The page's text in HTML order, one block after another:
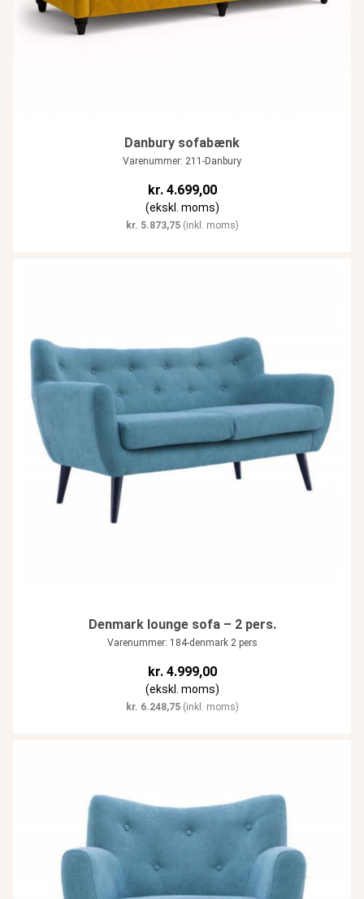
Danbury sofabænk
Varenummer: 211-Danbury
kr.4.699,00
(ekskl. moms)
kr. 5.873,75(inkl. moms)
Denmark lounge sofa – 2 pers.
Varenummer: 184-denmark 2 pers
kr.4.999,00
(ekskl. moms)
kr. 6.248,75(inkl. moms)